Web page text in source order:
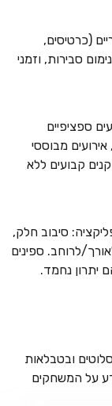
(כרטיסים,
סבירות, וזמני
ספציפיים
מבוססי
קבועים ללא
סיבוב חלק,
לרוחב. ספינים
יתרון נחמד.
ובטבלאות
על המשחקים